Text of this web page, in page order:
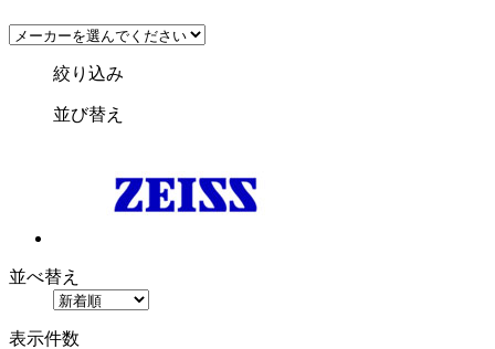
絞り込み
並び替え
並べ替え
表示件数